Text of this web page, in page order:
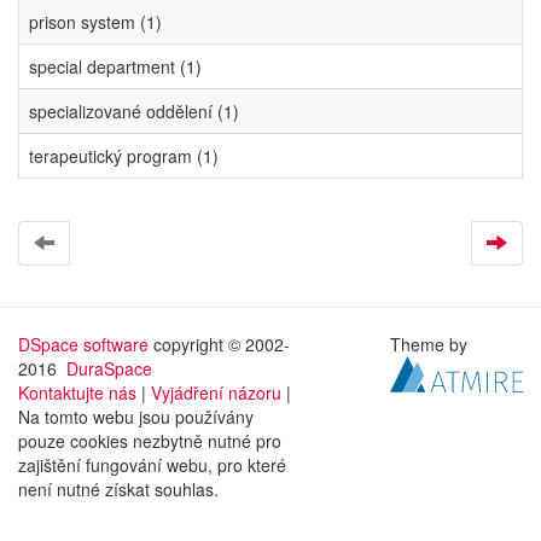
prison system (1)
special department (1)
specializované oddělení (1)
terapeutický program (1)
DSpace software copyright © 2002-
2016 DuraSpace
Kontaktujte nás | Vyjádření názoru |
Na tomto webu jsou používány
pouze cookies nezbytně nutné pro
zajištění fungování webu, pro které
není nutné získat souhlas.
Theme by